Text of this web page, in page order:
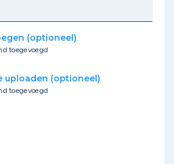
(optioneel)
toegevoegd
uploaden (optioneel)
toegevoegd